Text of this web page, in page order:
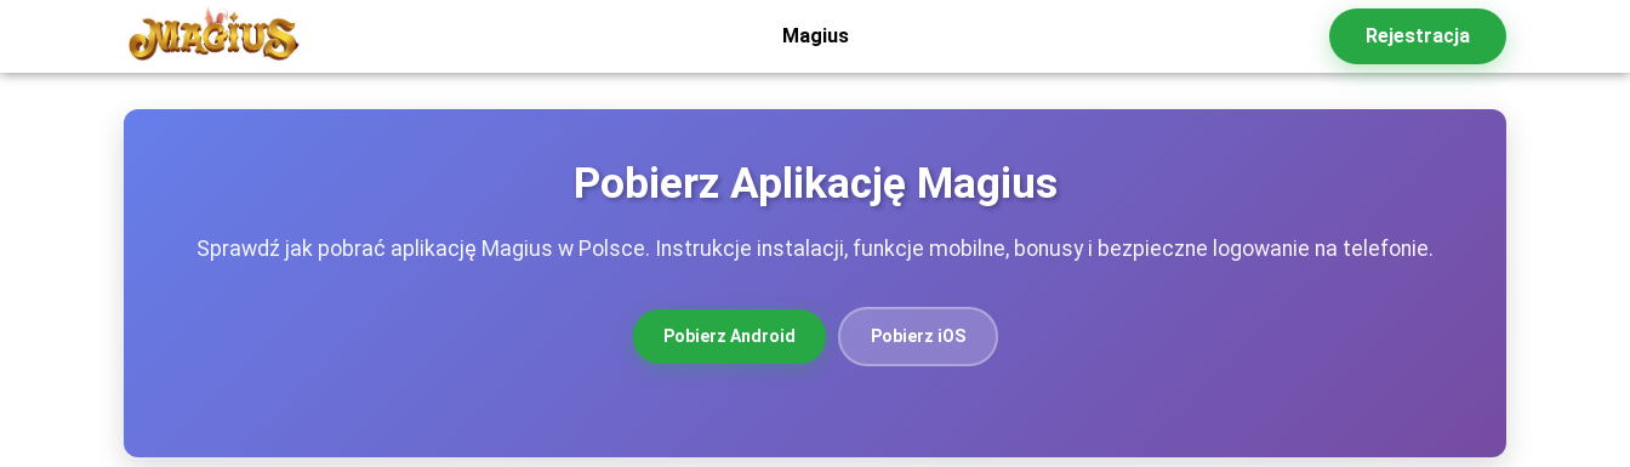
Magius Rejestracja
Pobierz Aplikację Magius
Sprawdź jak pobrać aplikację Magius w Polsce. Instrukcje instalacji, funkcje mobilne, bonusy i bezpieczne logowanie na telefonie.
Pobierz Android Pobierz iOS